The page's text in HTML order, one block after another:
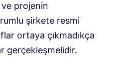
ve projenin
şirkete resmi
ortaya çıkmadıkça
gerçekleşmelidir.